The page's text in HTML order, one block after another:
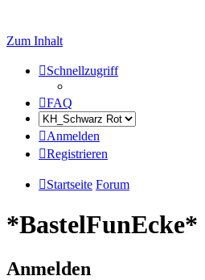
Zum Inhalt
Schnellzugriff
FAQ
Anmelden
Registrieren
Startseite Forum
*BastelFunEcke*
Anmelden